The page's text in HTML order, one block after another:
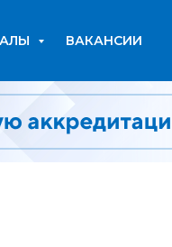
ВАКАНСИИ